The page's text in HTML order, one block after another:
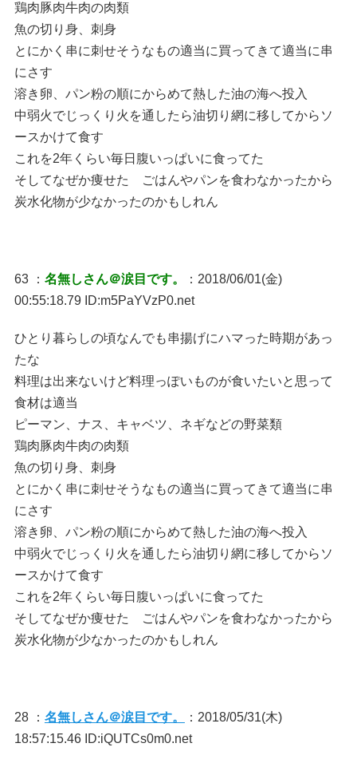
鶏肉豚肉牛肉の肉類
魚の切り身、刺身
とにかく串に刺せそうなもの適当に買ってきて適当に串
にさす
溶き卵、パン粉の順にからめて熱した油の海へ投入
中弱火でじっくり火を通したら油切り網に移してからソ
ースかけて食す
これを2年くらい毎日腹いっぱいに食ってた
そしてなぜか痩せた ごはんやパンを食わなかったから
炭水化物が少なかったのかもしれん
63 ： 名無しさん＠涙目です。
：2018/06/01(金)
00:55:18.79 ID:m5PaYVzP0.net
ひとり暮らしの頃なんでも串揚げにハマった時期があっ
たな
料理は出来ないけど料理っぽいものが食いたいと思って
食材は適当
ピーマン、ナス、キャベツ、ネギなどの野菜類
鶏肉豚肉牛肉の肉類
魚の切り身、刺身
とにかく串に刺せそうなもの適当に買ってきて適当に串
にさす
溶き卵、パン粉の順にからめて熱した油の海へ投入
中弱火でじっくり火を通したら油切り網に移してからソ
ースかけて食す
これを2年くらい毎日腹いっぱいに食ってた
そしてなぜか痩せた ごはんやパンを食わなかったから
炭水化物が少なかったのかもしれん
28 ： 名無しさん＠涙目です。
：2018/05/31(木)
18:57:15.46 ID:iQUTCs0m0.net